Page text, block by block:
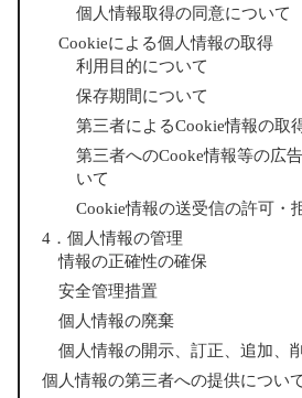
個人情報取得の同意について
Cookieによる個人情報の取得
利用目的について
保存期間について
第三者によるCookie情報の取
第三者へのCooke情報等の広
いて
Cookie情報の送受信の許可・
4．個人情報の管理
情報の正確性の確保
安全管理措置
個人情報の廃棄
個人情報の開示、訂正、追加、
個人情報の第三者への提供につい